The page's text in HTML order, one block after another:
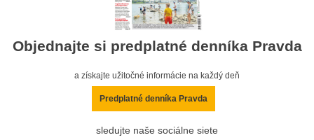
Objednajte si predplatné denníka Pravda
a získajte užitočné informácie na každý deň
Predplatné denníka Pravda
sledujte naše sociálne siete